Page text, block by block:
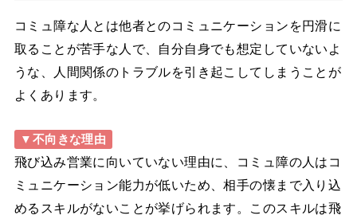
コミュ障な人とは他者とのコミュニケーションを円滑に
取ることが苦手な人で、自分自身でも想定していないよ
うな、人間関係のトラブルを引き起こしてしまうことが
よくあります。
▼不向きな理由
飛び込み営業に向いていない理由に、コミュ障の人はコ
ミュニケーション能力が低いため、相手の懐まで入り込
めるスキルがないことが挙げられます。このスキルは飛